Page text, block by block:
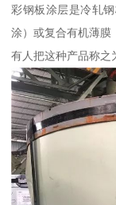
彩钢板涂层是冷轧
涂）或复合有机薄膜
有人把这种产品称之